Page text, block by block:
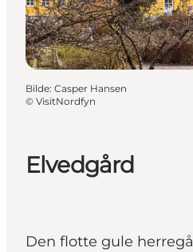
Elvedgård
Den flotte gule
Bilde: Casper Hansen
© VisitNordfyn